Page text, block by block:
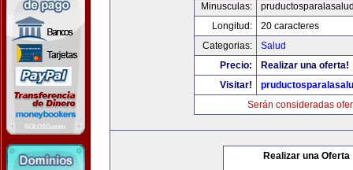
Minusculas:
Longitud:
20 caracteres
Categorias:
Salud
Precio:
Realizar una oferta!
Visitar!
Serán consideradas
Realizar una Oferta